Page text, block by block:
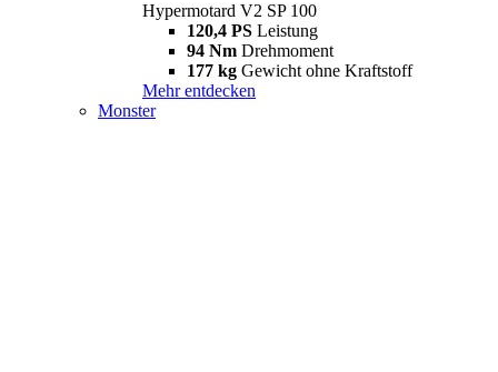
Hypermotard V2 SP 100
120,4 PS Leistung
94 Nm Drehmoment
177 kg Gewicht ohne Kraftstoff
Mehr entdecken
Monster